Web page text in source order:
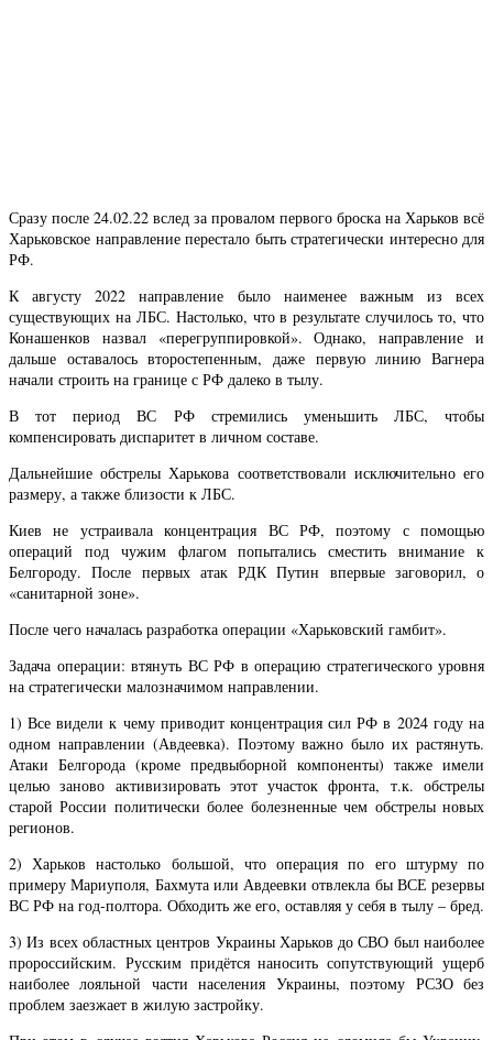
Сразу после 24.02.22 вслед за провалом первого броска на Харьков всё
Харьковское направление перестало быть стратегически интересно для
РФ.
К августу 2022 направление было наименее важным из всех
существующих на ЛБС. Настолько, что в результате случилось то, что
Конашенков назвал «перегруппировкой». Однако, направление и
дальше оставалось второстепенным, даже первую линию Вагнера
начали строить на границе с РФ далеко в тылу.
В тот период ВС РФ стремились уменьшить ЛБС, чтобы
компенсировать диспаритет в личном составе.
Дальнейшие обстрелы Харькова соответствовали исключительно его
размеру, а также близости к ЛБС.
Киев не устраивала концентрация ВС РФ, поэтому с помощью
операций под чужим флагом попытались сместить внимание к
Белгороду. После первых атак РДК Путин впервые заговорил, о
«санитарной зоне».
После чего началась разработка операции «Харьковский гамбит».
Задача операции: втянуть ВС РФ в операцию стратегического уровня
на стратегически малозначимом направлении.
1) Все видели к чему приводит концентрация сил РФ в 2024 году на
одном направлении (Авдеевка). Поэтому важно было их растянуть.
Атаки Белгорода (кроме предвыборной компоненты) также имели
целью заново активизировать этот участок фронта, т.к. обстрелы
старой России политически более болезненные чем обстрелы новых
регионов.
2) Харьков настолько большой, что операция по его штурму по
примеру Мариуполя, Бахмута или Авдеевки отвлекла бы ВСЕ резервы
ВС РФ на год-полтора. Обходить же его, оставляя у себя в тылу – бред.
3) Из всех областных центров Украины Харьков до СВО был наиболее
пророссийским. Русским придётся наносить сопутствующий ущерб
наиболее лояльной части населения Украины, поэтому РСЗО без
проблем заезжает в жилую застройку.